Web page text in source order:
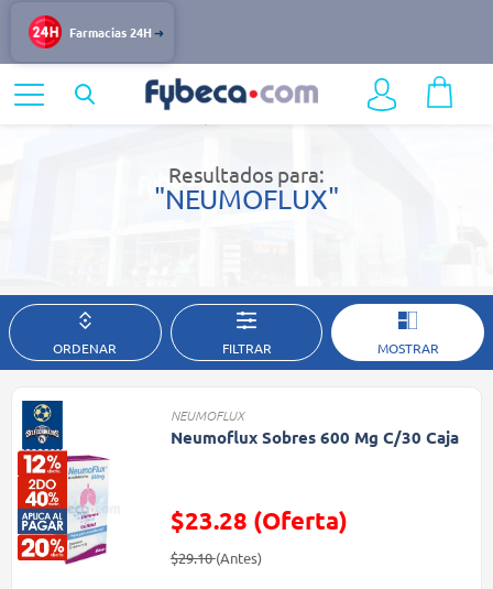
Farmacias 24H
Resultados de búsqueda
Resultados para:
"NEUMOFLUX"
ORDENAR FILTRAR MOSTRAR
NEUMOFLUX
Neumoflux Sobres 600 Mg C/30 Caja
$23.28 (Oferta)
Precio reducido de
$29.10(Antes)(Oferta)